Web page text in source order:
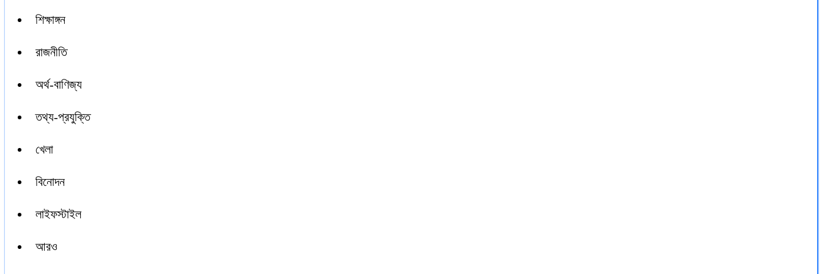
শিক্ষাঙ্গন
রাজনীতি
অর্থ-বাণিজ্য
তথ্য-প্রযুক্তি
খেলা
বিনোদন
লাইফস্টাইল
আরও